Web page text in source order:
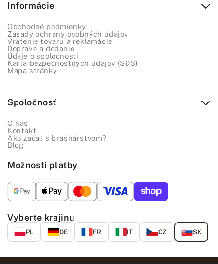
Informácie
Obchodné podmienky
Zásady ochrany osobných údajov
Vrátenie tovaru a reklamácie
Doprava a dodanie
Údaje o spoločnosti
Karta bezpečnostných údajov (SDS)
Mapa stránky
Spoločnosť
O nás
Kontakt
Ako začať s brašnárstvom?
Blog
Možnosti platby
Vyberte krajinu
PL DE FR IT CZ SK